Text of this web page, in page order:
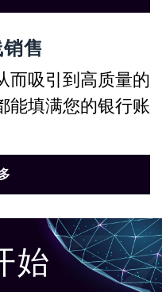
售
而吸引到高质量的
能填满您的银行账
始